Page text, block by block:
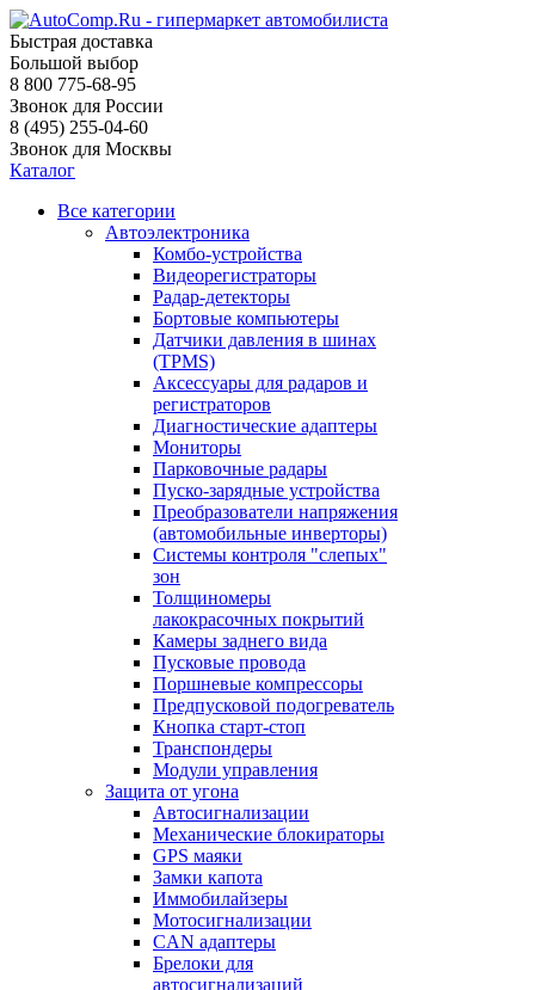
Быстрая доставка
Большой выбор
8 800 775-68-95
Звонок для России
8 (495) 255-04-60
Звонок для Москвы
Каталог
Все категории
Автоэлектроника
Комбо-устройства
Видеорегистраторы
Радар-детекторы
Бортовые компьютеры
Датчики давления в шинах
(TPMS)
Аксессуары для радаров и
регистраторов
Диагностические адаптеры
Мониторы
Парковочные радары
Пуско-зарядные устройства
Преобразователи напряжения
(автомобильные инверторы)
Системы контроля "слепых"
зон
Толщиномеры
лакокрасочных покрытий
Камеры заднего вида
Пусковые провода
Поршневые компрессоры
Предпусковой подогреватель
Кнопка старт-стоп
Транспондеры
Модули управления
Защита от угона
Автосигнализации
Механические блoкираторы
GPS маяки
Замки капота
Иммобилайзеры
Мотосигнализации
CAN адаптеры
Брелоки для
автосигнализаций